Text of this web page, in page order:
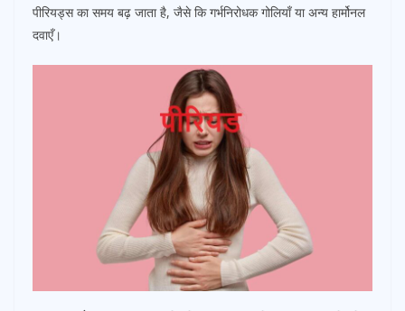
पीरियड्स का समय बढ़ जाता है, जैसे कि गर्भनिरोधक गोलियाँ या अन्य हार्मोनल
दवाएँ।